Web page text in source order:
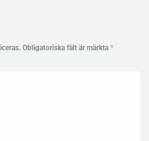
Obligatoriska fält är märkta *